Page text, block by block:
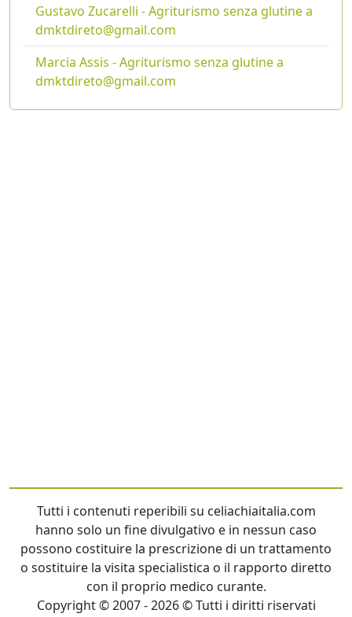
Gustavo Zucarelli - Agriturismo senza glutine a
dmktdireto@gmail.com
Marcia Assis - Agriturismo senza glutine a
dmktdireto@gmail.com
Tutti i contenuti reperibili su celiachiaitalia.com
hanno solo un fine divulgativo e in nessun caso
possono costituire la prescrizione di un trattamento
o sostituire la visita specialistica o il rapporto diretto
con il proprio medico curante.
Copyright © 2007 - 2026 © Tutti i diritti riservati